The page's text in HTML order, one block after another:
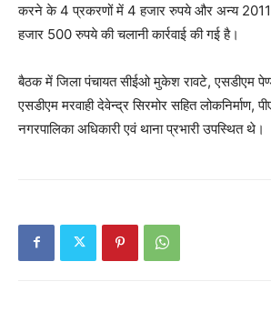
करने के 4 प्रकरणों में 4 हजार रुपये और अन्य
हजार 500 रुपये की चलानी कार्रवाई की गई है।
बैठक में जिला पंचायत सीईओ मुकेश रावटे, एसडीएम
एसडीएम मरवाही देवेन्द्र सिरमोर सहित लोकनिर्माण,
नगरपालिका अधिकारी एवं थाना प्रभारी उपस्थित थे।